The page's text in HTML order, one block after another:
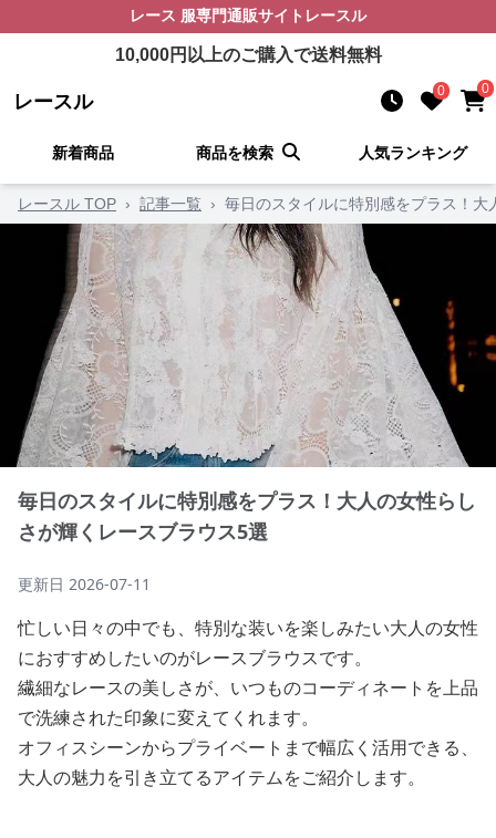
レース 服専門通販サイト レースル
10,000円以上のご購入で送料無料
レースル 0 0
新着商品 商品を検索 人気ランキング
レースル TOP › 記事一覧 › 毎日のスタイルに特別感をプラス！
毎日のスタイルに特別感をプラス！大人の女性らし
さが輝くレースブラウス5選
更新日 2026-07-11
忙しい日々の中でも、特別な装いを楽しみたい大人の女性
におすすめしたいのがレースブラウスです。
繊細なレースの美しさが、いつものコーディネートを上品
で洗練された印象に変えてくれます。
オフィスシーンからプライベートまで幅広く活用できる、
大人の魅力を引き立てるアイテムをご紹介します。